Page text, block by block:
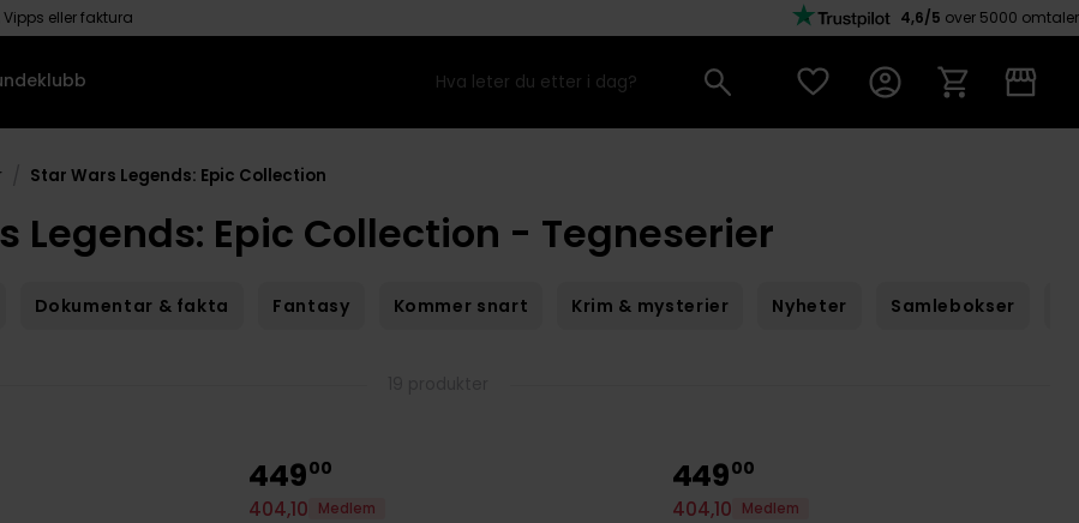
eller faktura 4,6/5 over 5000 omtaler
Star Wars Legends: Epic Collection
Legends: Epic Collection - Tegneserier
Dokumentar & fakta Fantasy Kommer snart Krim & mysterier Nyheter Samlebokser
44900
404,10
Medlem
44900
404,10
Medlem